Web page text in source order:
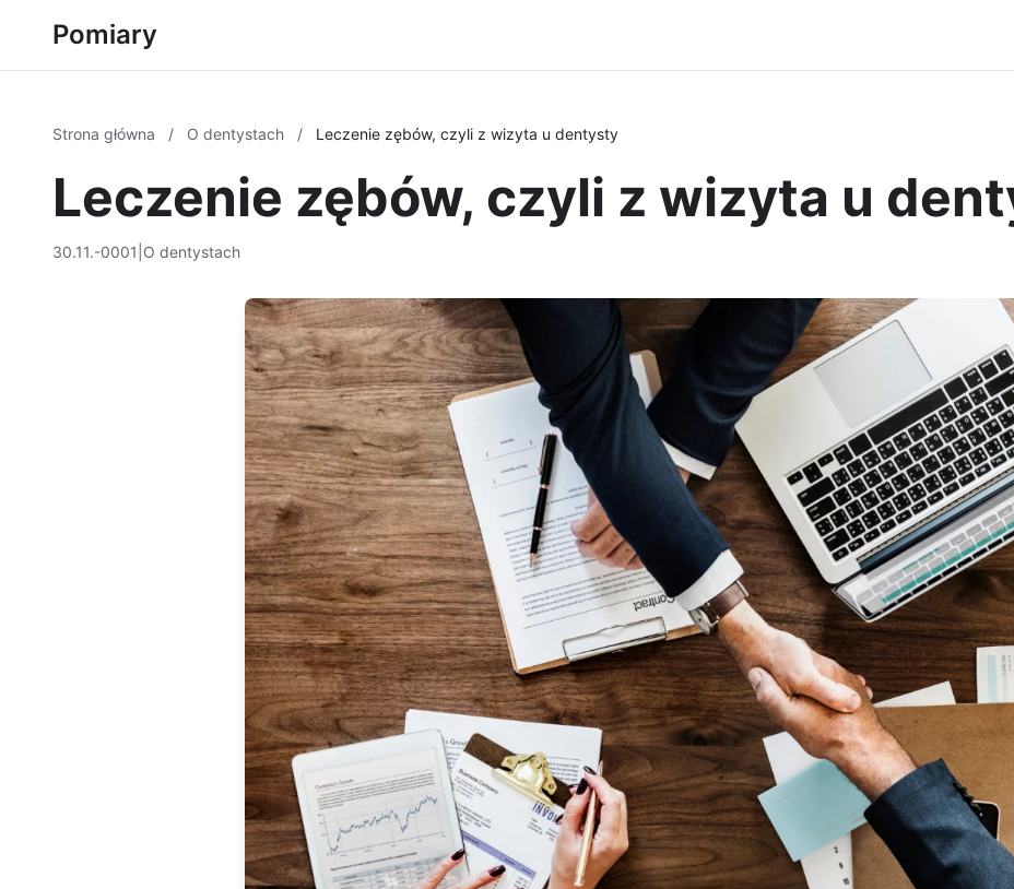
Pomiary
Strona główna / O dentystach / Leczenie zębów, czyli z wizyta u dentysty
Leczenie zębów, czyli z wizyta u
30.11.-0001 O dentystach